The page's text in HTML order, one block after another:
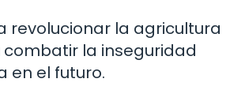
revolucionar la agricultura
la inseguridad
en el futuro.